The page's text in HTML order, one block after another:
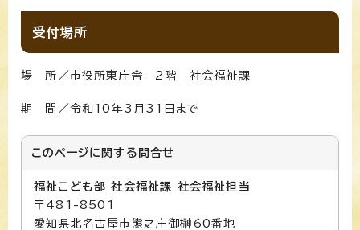
受付場所
場 所／市役所東庁舎 2階 社会福祉課
期 間／令和10年3月31日まで
このページに関する 問合せ
福祉こども部 社会福祉課 社会福祉担当
〒481-8501
愛知県北名古屋市熊之庄御榊60番地